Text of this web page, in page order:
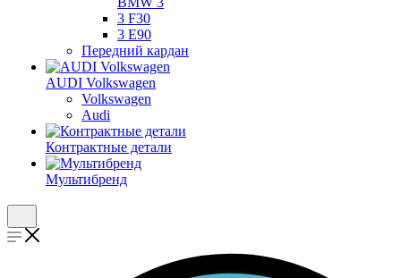
3 F30
3 E90
Передний кардан
AUDI Volkswagen
Volkswagen
Audi
Контрактные детали
Мультибренд